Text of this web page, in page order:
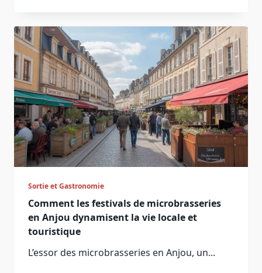
Sortie et Gastronomie
Comment les festivals de microbrasseries
en Anjou dynamisent la vie locale et
touristique
L’essor des microbrasseries en Anjou, un...